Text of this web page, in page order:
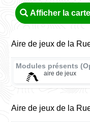
Afficher la
Aire de jeux de la
Modules présents
aire de jeux
Aire de jeux de la